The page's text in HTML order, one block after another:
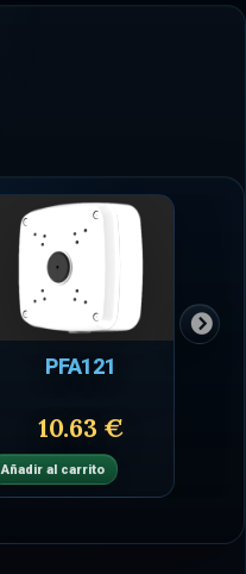
PFA121
10.63 €
Añadir al carrito